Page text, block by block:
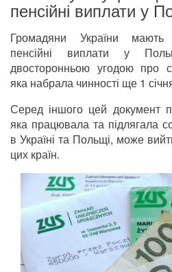
пенсійні виплати у
Громадяни України мають
пенсійні виплати у
двосторонньою угодою про
яка набрала чинності ще 1
Серед іншого цей документ
яка працювала та підлягала
в Україні та Польщі, може
цих країн.